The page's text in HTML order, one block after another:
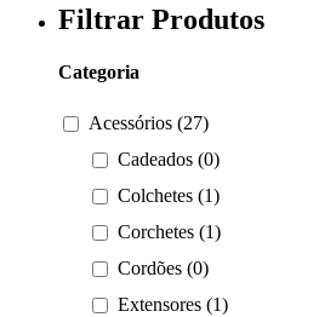
Filtrar Produtos
Categoria
Acessórios (27)
Cadeados (0)
Colchetes (1)
Corchetes (1)
Cordões (0)
Extensores (1)